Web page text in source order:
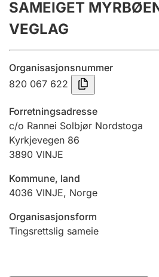
Årsregnskap
Innsending og forsinkelsesgebyr
Tinglysing
Jeger
Betaling og jegeravgiftskort
Ektepaktveileder
Offentlig sektor
SAMEIGET
VEGLAG
Organisasjonsnummer
820 067 622
Forretningsadresse
c/o Rannei Solbjør Nordstoga
Kyrkjevegen 86
3890 VINJE
Kommune, land
4036 VINJE, Norge
Organisasjonsform
Tingsrettslig sameie